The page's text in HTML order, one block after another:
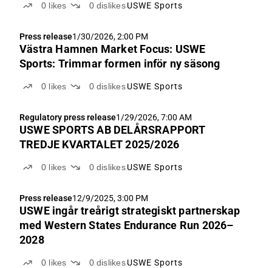
aktie Omsättningen för Q3 i USWE Sports (USWE)
MSEK, vilket var...
0 likes 0 dislikes USWE Sports
Press release1/30/2026, 2:00 PM
Västra Hamnen Market Focus: USWE
Sports: Trimmar formen inför ny säsong
0 likes 0 dislikes USWE Sports
Regulatory press release1/29/2026, 7:00 AM
USWE SPORTS AB DELÅRSRAPPORT
TREDJE KVARTALET 2025/2026
0 likes 0 dislikes USWE Sports
Press release12/9/2025, 3:00 PM
USWE ingår treårigt strategiskt partnerskap
med Western States Endurance Run 2026–
2028
0 likes 0 dislikes USWE Sports